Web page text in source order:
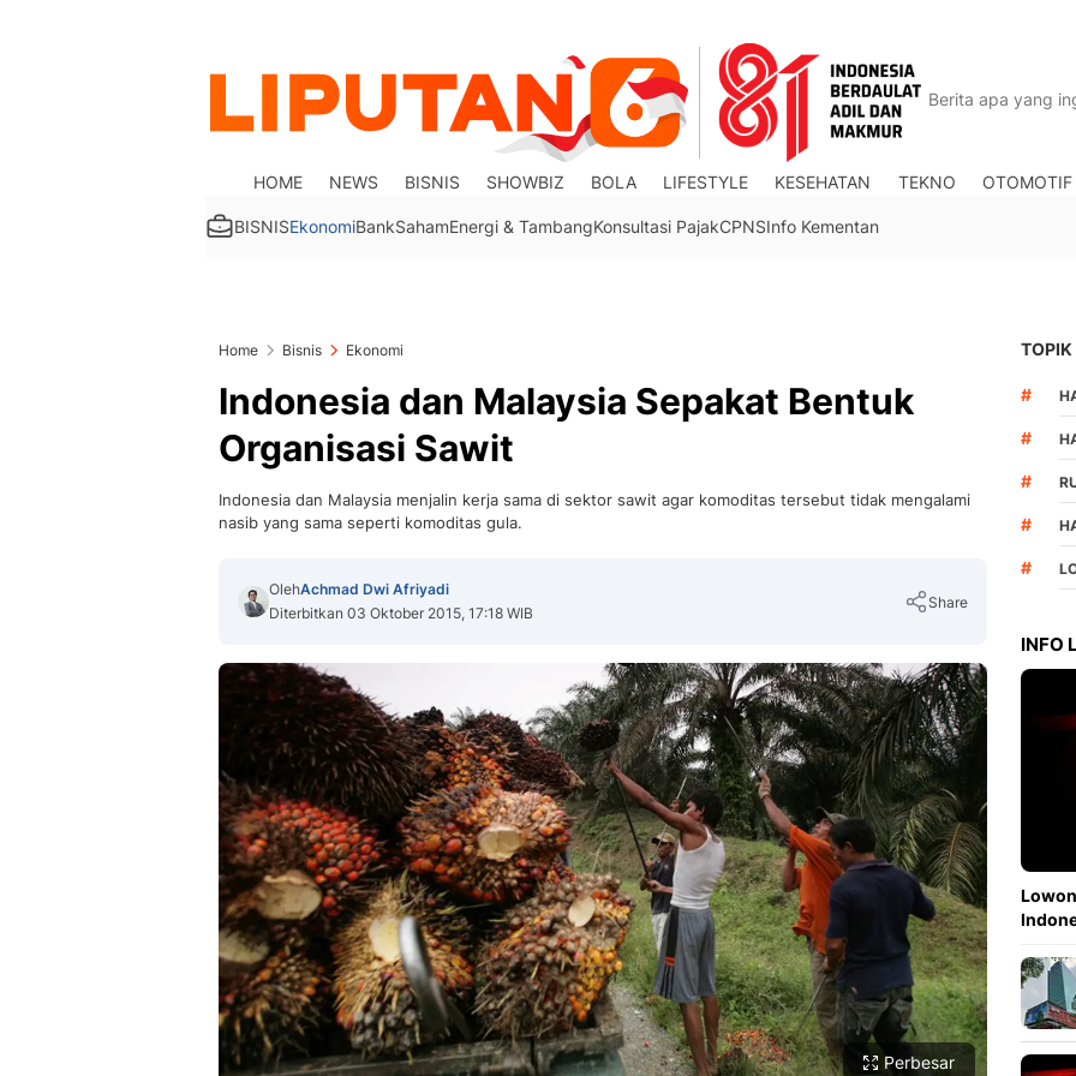
HOME NEWS BISNIS SHOWBIZ BOLA LIFESTYLE KESEHATAN TEKNO OTOMOTIF
BISNISEkonomiBankSahamEnergi & TambangKonsultasi PajakCPNSInfo Kementan
Home Bisnis Ekonomi
Indonesia dan Malaysia Sepakat Bentuk
Organisasi Sawit
Indonesia dan Malaysia menjalin kerja sama di sektor sawit agar komoditas tersebut tidak mengalami
nasib yang sama seperti komoditas gula.
OlehAchmad Dwi Afriyadi
Diterbitkan 03 Oktober 2015, 17:18 WIB
Share
Copy Link
Perbesar
TOPIK
#
#
#
#
#
INFO